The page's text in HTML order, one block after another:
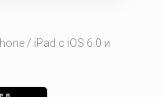
/ iPad с iOS 6.0 и